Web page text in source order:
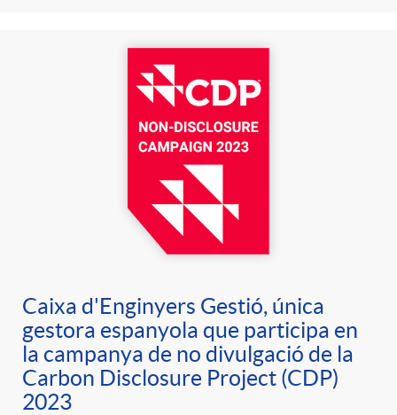
Caixa d'Enginyers Gestió, única
gestora espanyola que participa en
la campanya de no divulgació de la
Carbon Disclosure Project (CDP)
2023